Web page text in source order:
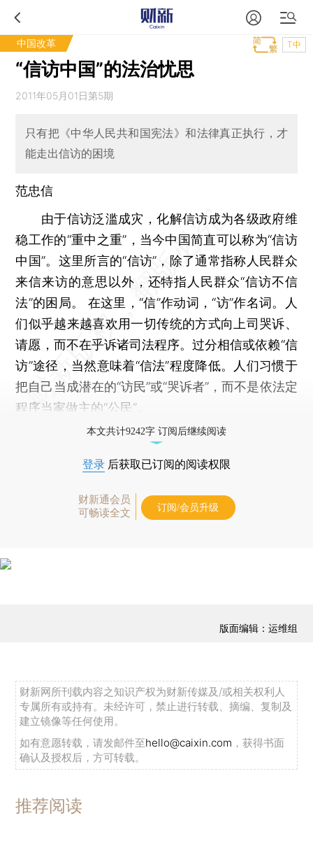
中国改革 T中
“信访中国”的法治忧思
2011年05月01日第5期
只有把《中华人民共和国宪法》和法律真正执行，才
能走出信访的困境
范忠信
由于信访泛滥成灾，化解信访成为各级政府维
稳工作的“重中之重”，当今中国简直可以称为“信访
中国”。这里所言的“信访”，除了通常指称人民群众
来信来访的意思以外，还特指人民群众“信访不信
法”的困局。 在这里，“信”作动词，“访”作名词。人
们似乎越来越喜欢用一切传统的方式向上司哭诉、
请愿，而不在乎诉诸司法程序。过分相信或依赖“信
访”途径，当然意味着“信法”程度降低。人们习惯于
把自己当成潜在的“访民”或“哭诉者”，而不是依法定
程序当家做主的“公民”。
本文共计9242字 订阅后继续阅读
登录 后获取已订阅的阅读权限
财新通会员
可畅读全文
订阅/会员升级
版面编辑：运维组
财新网所刊载内容之知识产权为财新传媒及/或相关权利人
专属所有或持有。未经许可，禁止进行转载、摘编、复制及
建立镜像等任何使用。
如有意愿转载，请发邮件至hello@caixin.com ，获得书面
确认及授权后，方可转载。
推荐阅读